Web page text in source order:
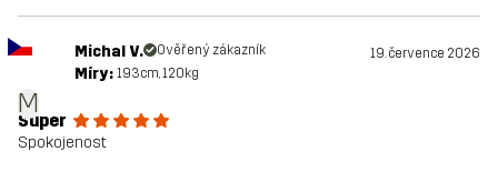
M
Michal V. Ověřený zákazník 19. července 2026
Míry: 193cm, 120kg
Super
Spokojenost